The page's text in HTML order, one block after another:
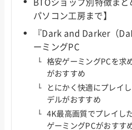
BTOショップ別特徴ま
パソコン工房まで】
『Dark and Darker（
ーミングPC
格安ゲーミングPCを求
がおすすめ
とにかく快適にプレイ
デルがおすすめ
4K最高画質でプレイし
ゲーミングPCがおすす